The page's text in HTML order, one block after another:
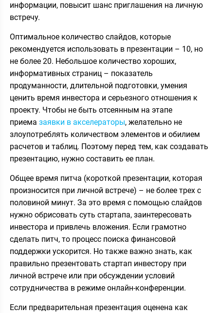
информации, повысит шанс приглашения на личную
встречу.
Оптимальное количество слайдов, которые
рекомендуется использовать в презентации – 10, но
не более 20. Небольшое количество хороших,
информативных страниц – показатель
продуманности, длительной подготовки, умения
ценить время инвестора и серьезного отношения к
проекту. Чтобы не быть отсеянным на этапе
приема заявки в акселераторы, желательно не
злоупотреблять количеством элементов и обилием
расчетов и таблиц. Поэтому перед тем, как создавать
презентацию, нужно составить ее план.
Общее время питча (короткой презентации, которая
произносится при личной встрече) – не более трех с
половиной минут. За это время с помощью слайдов
нужно обрисовать суть стартапа, заинтересовать
инвестора и привлечь вложения. Если грамотно
сделать питч, то процесс поиска финансовой
поддержки ускорится. Но также важно знать, как
правильно презентовать стартап инвестору при
личной встрече или при обсуждении условий
сотрудничества в режиме онлайн-конференции.
Если предварительная презентация оценена как